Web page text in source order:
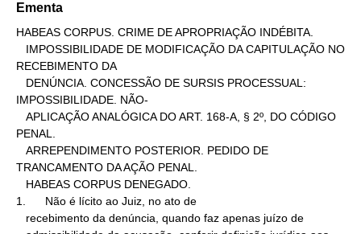
Ementa
HABEAS CORPUS. CRIME DE APROPRIAÇÃO INDÉBITA.
RECEBIMENTO DA
IMPOSSIBILIDADE. NÃO-
PENAL.
TRANCAMENTO DA AÇÃO PENAL.
1.      Não é lícito ao Juiz, no ato de